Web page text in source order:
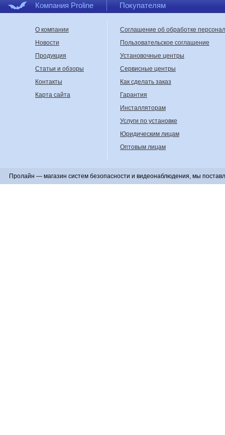
Компания Proline Покупателям
О компании
Новости
Продукция
Статьи и обзоры
Контакты
Карта сайта
Соглашение об обработке
Пользовательское соглашение
Установочные центры
Сервисные центры
Как сделать заказ
Гарантия
Инсталляторам
Услуги по установке
Юридическим лицам
Оптовым лицам
Пролайн — магазин систем безопасности и видеонаблюдения, мы